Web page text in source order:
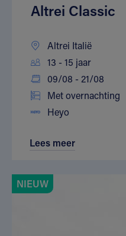
Altrei Classic
Altrei Italië
13 - 15 jaar
09/08 - 21/08
Met overnachting
Heyo
Lees meer
NIEUW